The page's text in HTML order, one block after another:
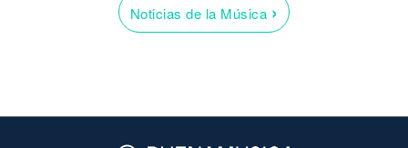
Noticias de la Música ›